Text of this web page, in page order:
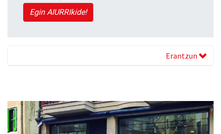
Egin AIURRIkide!
Erantzun